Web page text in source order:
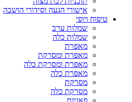
אישורי הגעה וסידורי הושבה
טיפוח ויופי
שמלות ערב
שמלות כלה
מאפרת
מאפרת ומסרקת
מאפרת ומסרקת כלה
מאפרת כלה
מסרקת
מסרקת כלה
פאניות